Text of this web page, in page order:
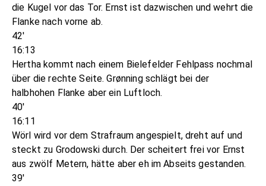
die Kugel vor das Tor. Ernst ist dazwischen und wehrt die
Flanke nach vorne ab.
42'
16:13
Hertha kommt nach einem Bielefelder Fehlpass nochmal
über die rechte Seite. Grønning schlägt bei der
halbhohen Flanke aber ein Luftloch.
40'
16:11
Wörl wird vor dem Strafraum angespielt, dreht auf und
steckt zu Grodowski durch. Der scheitert frei vor Ernst
aus zwölf Metern, hätte aber eh im Abseits gestanden.
39'